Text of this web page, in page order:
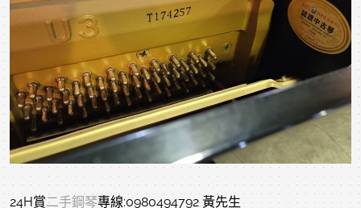
24H賞二手鋼琴專線:0980494792 黃先生